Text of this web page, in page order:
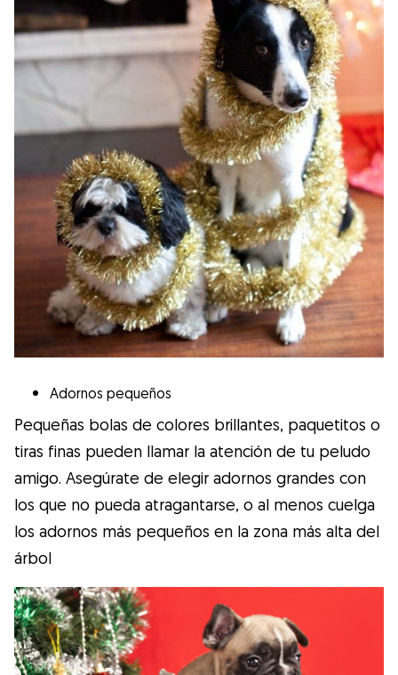
Adornos pequeños
Pequeñas bolas de colores brillantes, paquetitos o
tiras finas pueden llamar la atención de tu peludo
amigo. Asegúrate de elegir adornos grandes con
los que no pueda atragantarse, o al menos cuelga
los adornos más pequeños en la zona más alta del
árbol